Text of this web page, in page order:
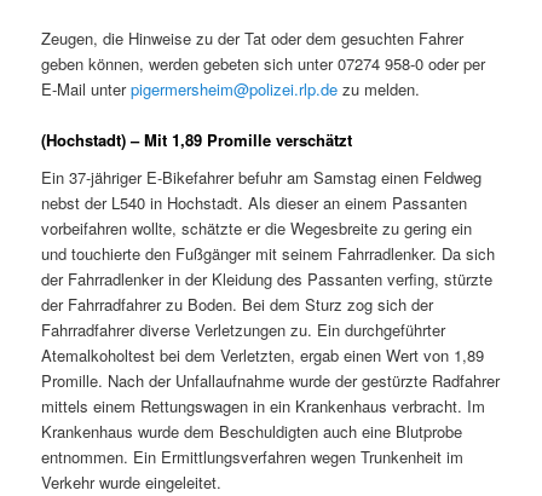
Zeugen, die Hinweise zu der Tat oder dem gesuchten Fahrer
geben können, werden gebeten sich unter 07274 958-0 oder per
E-Mail unterpigermersheim@polizei.rlp.de zu melden.
(Hochstadt) – Mit 1,89 Promille verschätzt
Ein 37-jähriger E-Bikefahrer befuhr am Samstag einen Feldweg
nebst der L540 in Hochstadt. Als dieser an einem Passanten
vorbeifahren wollte, schätzte er die Wegesbreite zu gering ein
und touchierte den Fußgänger mit seinem Fahrradlenker. Da sich
der Fahrradlenker in der Kleidung des Passanten verfing, stürzte
der Fahrradfahrer zu Boden. Bei dem Sturz zog sich der
Fahrradfahrer diverse Verletzungen zu. Ein durchgeführter
Atemalkoholtest bei dem Verletzten, ergab einen Wert von 1,89
Promille. Nach der Unfallaufnahme wurde der gestürzte Radfahrer
mittels einem Rettungswagen in ein Krankenhaus verbracht. Im
Krankenhaus wurde dem Beschuldigten auch eine Blutprobe
entnommen. Ein Ermittlungsverfahren wegen Trunkenheit im
Verkehr wurde eingeleitet.